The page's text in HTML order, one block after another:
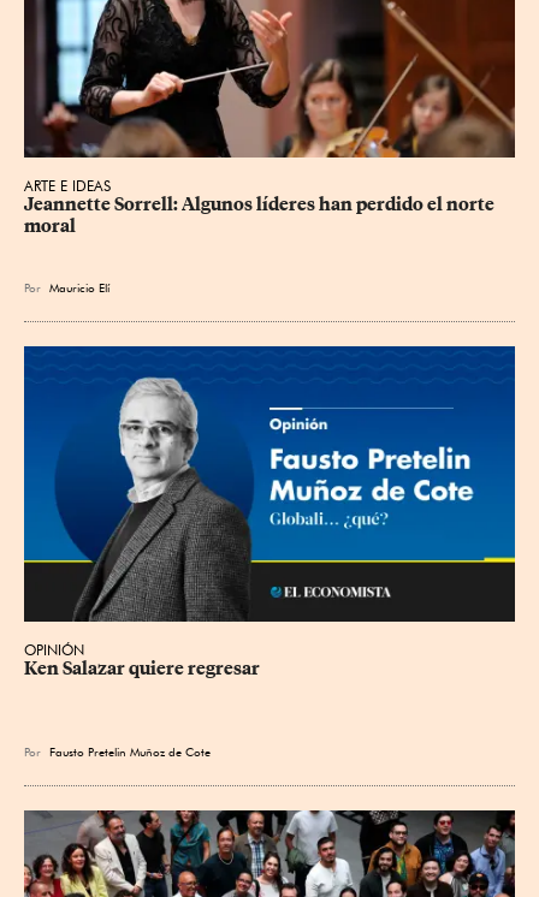
ARTE E IDEAS
Jeannette Sorrell: Algunos líderes han perdido el norte
moral
Por Mauricio Elí
OPINIÓN
Ken Salazar quiere regresar
Por Fausto Pretelin Muñoz de Cote